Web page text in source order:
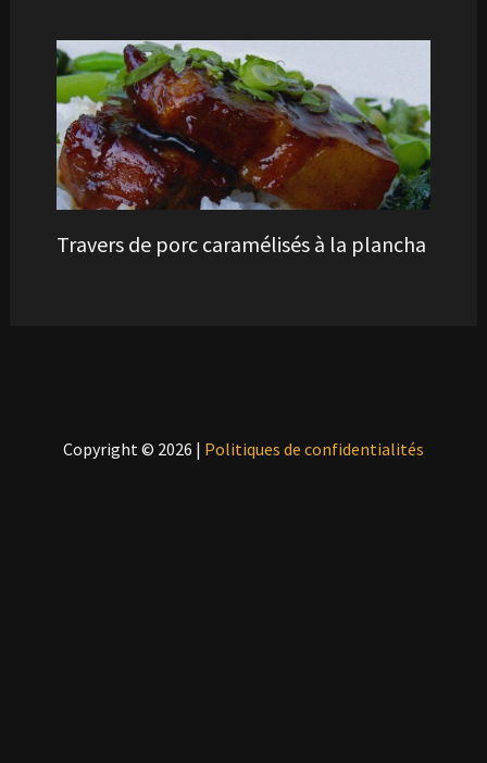
Travers de porc caramélisés à la plancha
Copyright © 2026 | Politiques de confidentialités